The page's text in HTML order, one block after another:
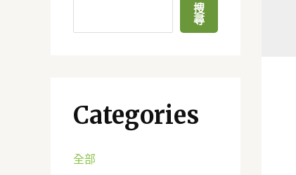
搜
尋
Categories
全部